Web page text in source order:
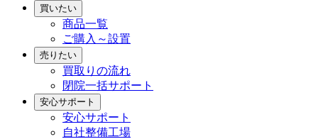
買いたい
商品一覧
ご購入～設置
売りたい
買取りの流れ
閉院一括サポート
安心サポート
安心サポート
自社整備工場